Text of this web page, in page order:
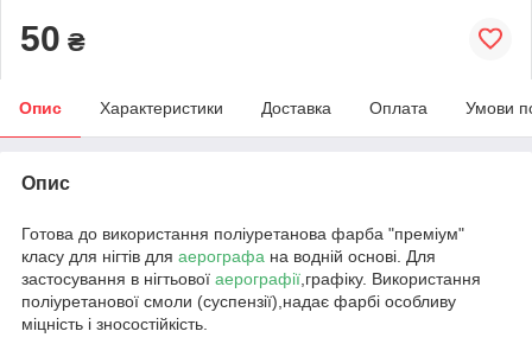
50 ₴
Опис Характеристики Доставка Оплата Умови
Опис
Готова до використання поліуретанова фарба "преміум"
класу для нігтів для аерографа на водній основі. Для
застосування в нігтьової аерографії ,графіку. Використання
поліуретанової смоли (суспензії),надає фарбі особливу
міцність і зносостійкість.